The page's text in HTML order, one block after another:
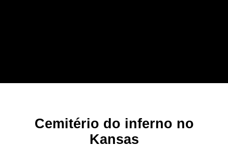
Cemitério do inferno no
Kansas